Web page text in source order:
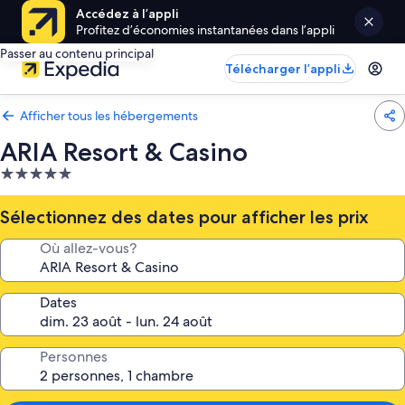
Accédez à l’appli
Profitez d’économies instantanées dans l’appli
Passer au contenu principal
Télécharger l’appli
Afficher tous les hébergements
ARIA Resort & Casino
Hébergement
5.0 étoiles
Sélectionnez des dates pour afficher les prix
Où allez-vous?
Dates
Personnes